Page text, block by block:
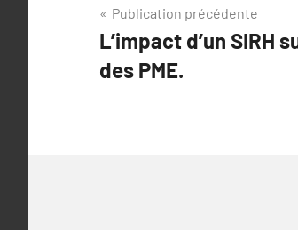
Navigation
de
l’article
Publication précédente
L’impact d’un SIRH
des PME.